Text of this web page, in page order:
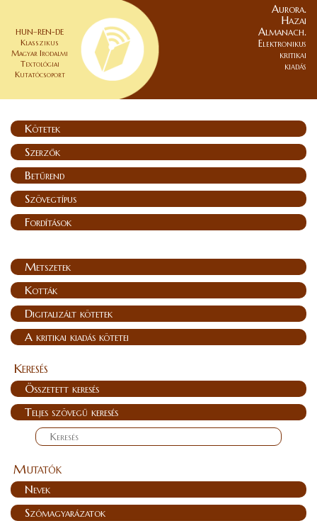
HUN–REN-DE
Klasszikus
Magyar Irodalmi
Textológiai
Kutatócsoport
Aurora.
Hazai
Almanach.
Elektronikus
kritikai
kiadás
Kötetek
Szerzők
Betűrend
Szövegtípus
Fordítások
Metszetek
Kották
Digitalizált kötetek
A kritikai kiadás kötetei
Keresés
Összetett keresés
Teljes szövegű keresés
Mutatók
Nevek
Szómagyarázatok